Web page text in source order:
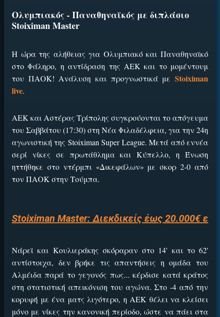
Ολυμπιακός - Παναθηναϊκός με διπλάσιο
Stoiximan Master
Η ώρα της αλήθειας για Ολυμπιακό και Παναθηναϊκό
στο Φάληρο, η αντίδραση της ΑΕΚ και το μομέντουμ
του ΠΑΟΚ! Ανάλυση και προγνωστικά με Stoiximan
live.
ΑΕΚ και Αστέρας Τρίπολης συγκρούονται το απόγευμα
του Σαββάτου (17:30) στη Νέα Φιλαδέλφεια, για την 24η
αγωνιστική της Stoiximan Super League. Μετά από εννέα
σερί νίκες σε πρωτάθλημα και Κύπελλο, η Ένωση
ηττήθηκε στο ντέρμπι «Δικεφάλων» με σκορ 2-0 από
τον ΠΑΟΚ στην Τούμπα.
Stoiximan Master: Διεκδικείς έως 20.000€
Νάρεϊ και Κουλιεράκης σκόραραν στο 14' και το 62'
αντίστοιχα, δεν βρήκε τις απαντήσεις η ομάδα του
Αλμέιδα παρά το γεγονός πως... κέρδισε κατά κράτος
στη στατιστική απεικόνιση του αγώνα. Στο -4 από την
κορυφή με ένα ματς λιγότερο, η ΑΕΚ θέλει να κλείσει
μόνο με νίκες την κανονική περίοδο, ώστε να πάει στα